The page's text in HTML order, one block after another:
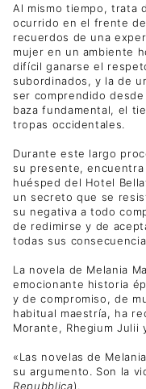
Al mismo tiempo, trata
ocurrido en el frente
recuerdos de una
mujer en un ambiente
difícil ganarse el
subordinados, y la de
ser comprendido
baza fundamental, el
tropas occidentales.
Durante este largo
su presente,
huésped del Hotel
un secreto que se
su negativa a todo
de redimirse y de
todas sus
La novela de Melania
emocionante historia
y de compromiso, de
habitual maestría, ha
Morante, Rhegium Julii
«Las novelas de
su argumento. Son la
Repubblica).